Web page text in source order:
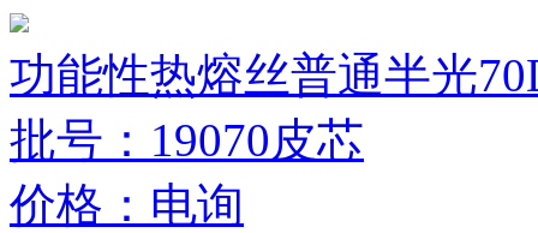
功能性热熔丝普通半光
批号：19070皮芯
价格：电询